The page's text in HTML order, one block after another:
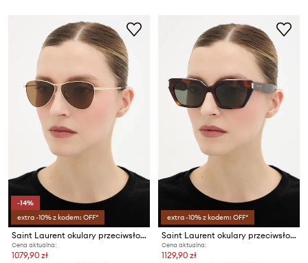
-14%
extra -10% z kodem: OFF*
Saint Laurent okulary przeciwsłoneczne VESPER
Cena aktualna:
1079,90 zł
extra -10% z kodem: OFF*
Saint Laurent okulary przeciwsłoneczne PAGE
Cena aktualna:
1129,90 zł